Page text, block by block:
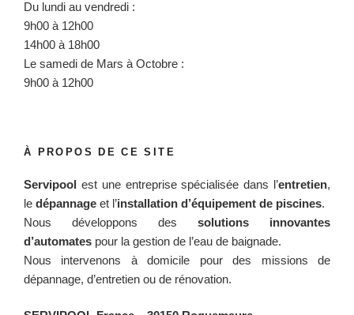
Du lundi au vendredi :
9h00 à 12h00
14h00 à 18h00
Le samedi de Mars à Octobre :
9h00 à 12h00
À PROPOS DE CE SITE
Servipool est une entreprise spécialisée dans l’entretien,
le dépannage et l’installation d’équipement de piscines.
Nous développons des solutions innovantes
d’automates pour la gestion de l’eau de baignade.
Nous intervenons à domicile pour des missions de
dépannage, d’entretien ou de rénovation.